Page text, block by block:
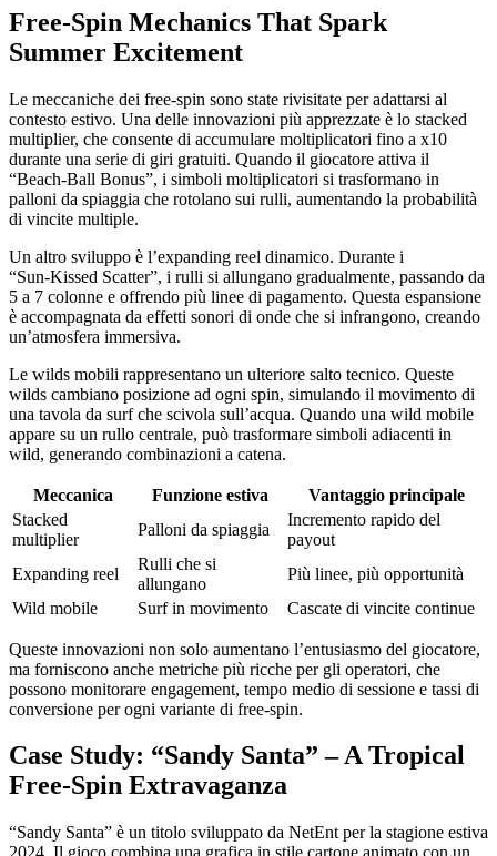
Free‑Spin Mechanics That Spark
Summer Excitement
Le meccaniche dei free‑spin sono state rivisitate per adattarsi al
contesto estivo. Una delle innovazioni più apprezzate è lo stacked
multiplier, che consente di accumulare moltiplicatori fino a x10
durante una serie di giri gratuiti. Quando il giocatore attiva il
“Beach‑Ball Bonus”, i simboli moltiplicatori si trasformano in
palloni da spiaggia che rotolano sui rulli, aumentando la probabilità
di vincite multiple.
Un altro sviluppo è l’expanding reel dinamico. Durante i
“Sun‑Kissed Scatter”, i rulli si allungano gradualmente, passando da
5 a 7 colonne e offrendo più linee di pagamento. Questa espansione
è accompagnata da effetti sonori di onde che si infrangono, creando
un’atmosfera immersiva.
Le wilds mobili rappresentano un ulteriore salto tecnico. Queste
wilds cambiano posizione ad ogni spin, simulando il movimento di
una tavola da surf che scivola sull’acqua. Quando una wild mobile
appare su un rullo centrale, può trasformare simboli adiacenti in
wild, generando combinazioni a catena.
Meccanica Funzione estiva
Vantaggio principale
Stacked
multiplier
Palloni da spiaggia
Incremento rapido del
payout
Expanding reel
Rulli che si
allungano
Più linee, più opportunità
Wild mobile
Surf in movimento Cascate di vincite continue
Queste innovazioni non solo aumentano l’entusiasmo del giocatore,
ma forniscono anche metriche più ricche per gli operatori, che
possono monitorare engagement, tempo medio di sessione e tassi di
conversione per ogni variante di free‑spin.
Case Study: “Sandy Santa” – A Tropical
Free‑Spin Extravaganza
“Sandy Santa” è un titolo sviluppato da NetEnt per la stagione estiva